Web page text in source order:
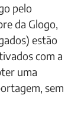
pelo
da Glogo,
estão
com a
uma
sem